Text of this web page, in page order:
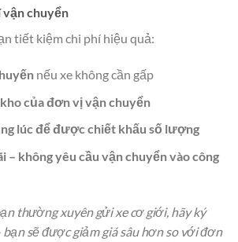
vận chuyển
tiết kiệm chi phí hiệu quả:
nếu xe không cần gấp
của đơn vị vận chuyển
lúc để được chiết khấu số lượng
– không yêu cầu vận chuyển vào công
thường xuyên gửi xe cơ giới, hãy ký
sẽ được giảm giá sâu hơn so với đơn